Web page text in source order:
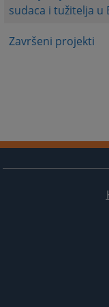
sudaca i tužitelja u
Završeni projekti